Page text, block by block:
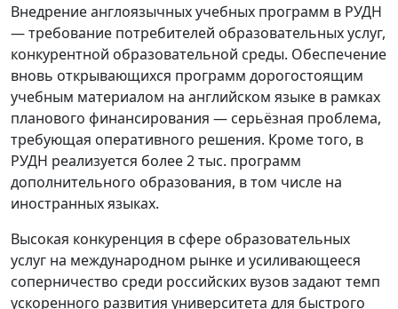
Внедрение англоязычных учебных программ в РУДН
— требование потребителей образовательных услуг,
конкурентной образовательной среды. Обеспечение
вновь открывающихся программ дорогостоящим
учебным материалом на английском языке в рамках
планового финансирования — серьёзная проблема,
требующая оперативного решения. Кроме того, в
РУДН реализуется более 2 тыс. программ
дополнительного образования, в том числе на
иностранных языках.
Высокая конкуренция в сфере образовательных
услуг на международном рынке и усиливающееся
соперничество среди российских вузов задают темп
ускоренного развития университета для быстрого